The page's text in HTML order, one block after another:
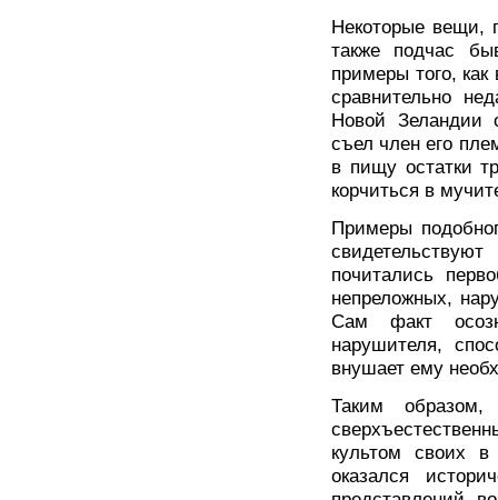
Некоторые вещи,
также подчас
примеры того,
сравнительно
Новой Зеландии
съел член его
в пищу остатки
корчиться в
Примеры
почитались
непреложных,
Сам факт
нарушителя,
внушает ему
Таким
культом своих в
оказался